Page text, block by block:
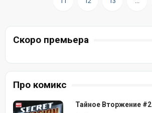
Скоро премьера
Про комикс
Тайное Вторжение #2